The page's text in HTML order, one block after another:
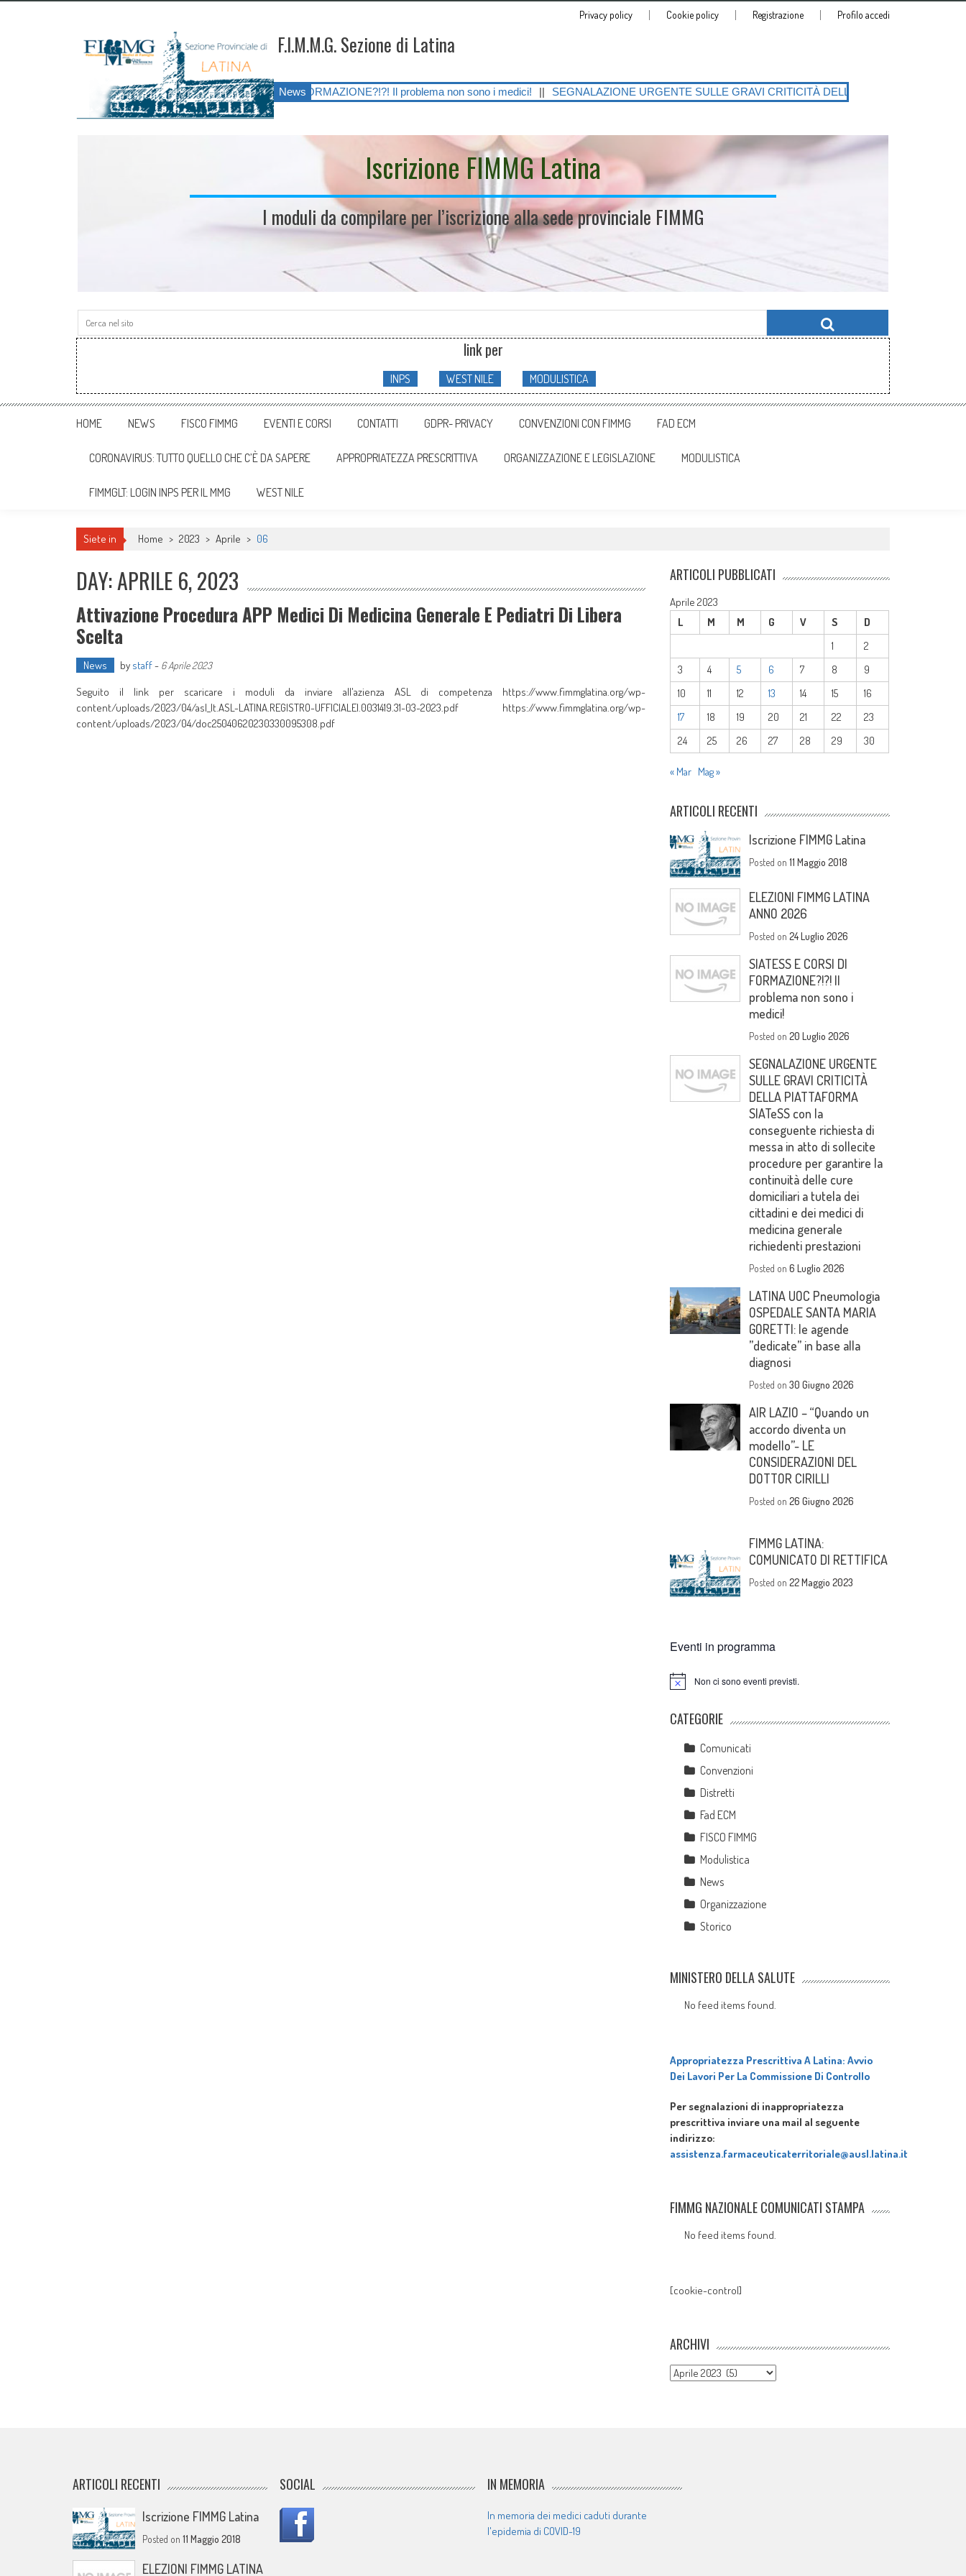
Privacy policy Cookie policy Registrazione Profilo accedi
F.I.M.M.G. Sezione di Latina
News
|| SIATESS E CORSI DI FORMAZIONE?!?! Il problema non sono i medici! || SEGNALAZIONE URGENTE SULLE GRAVI CRITICITÀ DELLA PIATTAFORMA SIATeSS con la
Iscrizione FIMMG Latina
I moduli da compilare per l’iscrizione alla sede provinciale FIMMG
Search for:
link per
INPS WEST NILE MODULISTICA
HOME NEWS FISCO FIMMG EVENTI E CORSI CONTATTI GDPR- PRIVACY CONVENZIONI CON FIMMG FAD ECM
CORONAVIRUS: TUTTO QUELLO CHE C’È DA SAPERE APPROPRIATEZZA PRESCRITTIVA ORGANIZZAZIONE E LEGISLAZIONE MODULISTICA
FIMMGLT: LOGIN INPS PER IL MMG WEST NILE
Siete in Home > 2023 > Aprile > 06
DAY: APRILE 6, 2023
Attivazione Procedura APP Medici Di Medicina Generale E Pediatri Di Libera
Scelta
News by staff- 6 Aprile 2023
Seguito il link per scaricare i moduli da inviare all'azienza ASL di competenza https://www.fimmglatina.org/wp-
content/uploads/2023/04/asl_lt.ASL-LATINA.REGISTRO-UFFICIALEI.0031419.31-03-2023.pdf https://www.fimmglatina.org/wp-
content/uploads/2023/04/doc25040620230330095308.pdf
ARTICOLI PUBBLICATI
Aprile 2023
L
M M G V S
D
1
2
3
4 5 6 7 8
9
10
11 12 13 14 15
16
17
18 19 20 21 22
23
24
25 26 27 28 29 30
« Mar Mag »
ARTICOLI RECENTI
Iscrizione FIMMG Latina
Posted on11 Maggio 2018
ELEZIONI FIMMG LATINA
ANNO 2026
Posted on24 Luglio 2026
SIATESS E CORSI DI
FORMAZIONE?!?! Il
problema non sono i
medici!
Posted on20 Luglio 2026
SEGNALAZIONE URGENTE
SULLE GRAVI CRITICITÀ
DELLA PIATTAFORMA
SIATeSS con la
conseguente richiesta di
messa in atto di sollecite
procedure per garantire la
continuità delle cure
domiciliari a tutela dei
cittadini e dei medici di
medicina generale
richiedenti prestazioni
Posted on6 Luglio 2026
LATINA UOC Pneumologia
OSPEDALE SANTA MARIA
GORETTI: le agende
”dedicate” in base alla
diagnosi
Posted on30 Giugno 2026
AIR LAZIO – “Quando un
accordo diventa un
modello”- LE
CONSIDERAZIONI DEL
DOTTOR CIRILLI
Posted on26 Giugno 2026
FIMMG LATINA:
COMUNICATO DI RETTIFICA
Posted on22 Maggio 2023
Eventi in programma
Notice Non ci sono eventi previsti.
CATEGORIE
Comunicati
Convenzioni
Distretti
Fad ECM
FISCO FIMMG
Modulistica
News
Organizzazione
Storico
MINISTERO DELLA SALUTE
No feed items found.
Appropriatezza Prescrittiva A Latina: Avvio
Dei Lavori Per La Commissione Di Controllo
Per segnalazioni di inappropriatezza
prescrittiva inviare una mail al seguente
indirizzo:
assistenza.farmaceuticaterritoriale@ausl.latina.it
FIMMG NAZIONALE COMUNICATI STAMPA
No feed items found.
[cookie-control]
ARCHIVI
Archivi
ARTICOLI RECENTI
Iscrizione FIMMG Latina
Posted on11 Maggio 2018
ELEZIONI FIMMG LATINA
SOCIAL IN MEMORIA
In memoria dei medici caduti durante
l'epidemia di COVID-19